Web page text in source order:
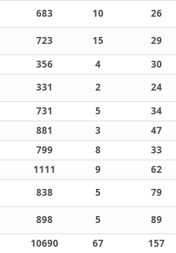
683 10
26
723 15
29
356 4
30
331 2
24
731 5
34
881 3
47
799 8
33
1111 9
62
838 5
79
898 5
89
10690 67
157